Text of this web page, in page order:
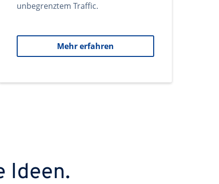
unbegrenztem Traffic.
Mehr erfahren
Ideen.